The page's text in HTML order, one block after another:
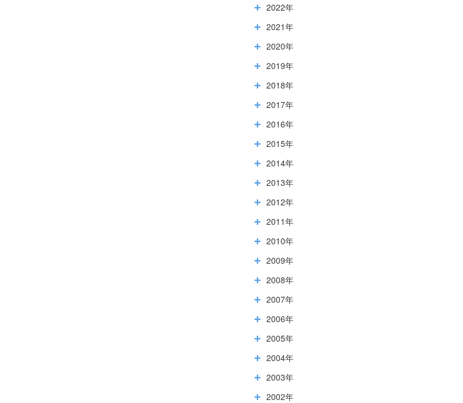
2022年
2021年
2020年
2019年
2018年
2017年
2016年
2015年
2014年
2013年
2012年
2011年
2010年
2009年
2008年
2007年
2006年
2005年
2004年
2003年
2002年